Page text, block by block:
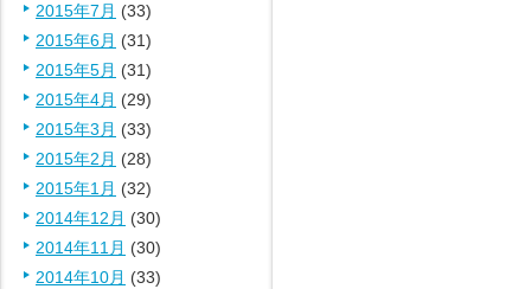
2015年7月 (33)
2015年6月 (31)
2015年5月 (31)
2015年4月 (29)
2015年3月 (33)
2015年2月 (28)
2015年1月 (32)
2014年12月 (30)
2014年11月 (30)
2014年10月 (33)